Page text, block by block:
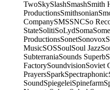
TwoSkySlashSmashSmith
ProductionsSmithsonian
CompanySMSSNCSo
StateSolitiSoLydSomaSome
ProductionsSonetSonovox
MusicSOSSoulSoul Jazz
SubterraniaSounds Superb
FactorySoundvisionSoviet
PrayersSparkSpectraphonic
SoundSpiegeleiSpinefarm